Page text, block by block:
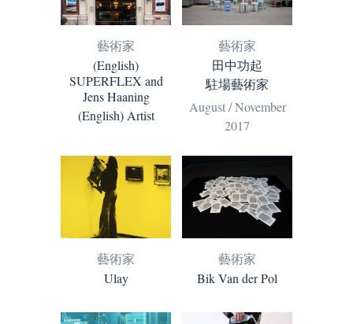
藝術家
(English)
SUPERFLEX and
Jens Haaning
(English) Artist
藝術家
田中功起
駐場藝術家
August / November
2017
藝術家
Ulay
藝術家
Bik Van der Pol